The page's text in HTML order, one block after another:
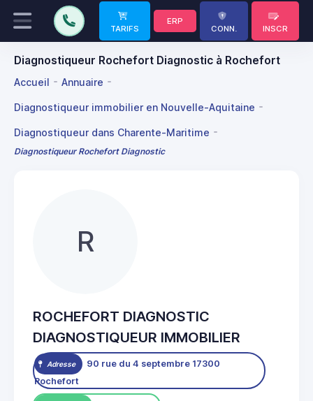
TARIFS
ERP
CONN.
INSCR
Diagnostiqueur Rochefort Diagnostic à Rochefort
Accueil Annuaire
Diagnostiqueur immobilier en Nouvelle-Aquitaine
Diagnostiqueur dans Charente-Maritime
Diagnostiqueur Rochefort Diagnostic
R
ROCHEFORT DIAGNOSTIC
DIAGNOSTIQUEUR IMMOBILIER
Adresse
90 rue du 4 septembre 17300
Rochefort